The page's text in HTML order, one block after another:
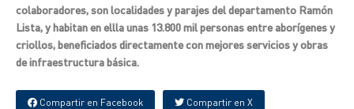
colaboradores, son localidades y parajes del departamento Ramón
Lista, y habitan en ellla unas 13.800 mil personas entre aborígenes y
criollos, beneficiados directamente con mejores servicios y obras
de infraestructura básica.
Compartir en Facebook Compartir en X